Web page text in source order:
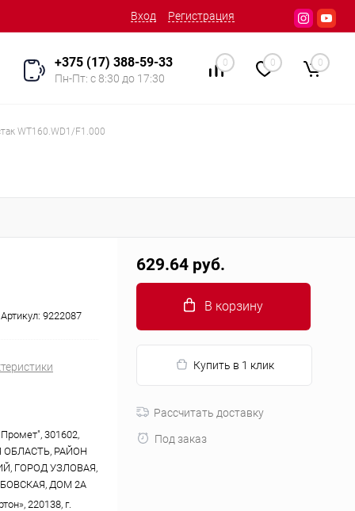
Вход Регистрация
+375 (17) 388-59-33
Пн-Пт: с 8:30 до 17:30
0 0 0
WT160.WD1/F1.000
Артикул: 9222087
301602,
ОБЛАСТЬ, РАЙОН
ГОРОД УЗЛОВАЯ,
ДОМ 2А
220138, г.
629.64 руб.
В корзину
Купить в 1 клик
Рассчитать доставку
Под заказ